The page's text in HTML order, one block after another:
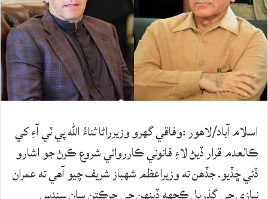
اسلام آباد/لاهور :وفاقي گهرو وزيرراڻا ثناءُ الله پي ٽي آءِ کي
ڪالعدم قرار ڏيڻ لاءِ قانوني ڪارروائي شروع ڪرڻ جو اشارو
ڏئي ڇڏيو. جڏهن ته وزيراعظم شهباز شريف چيو آهي ته عمران